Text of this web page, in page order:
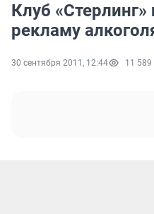
Клуб «Стерлинг»
рекламу
30 сентября 2011, 12:44 11 589